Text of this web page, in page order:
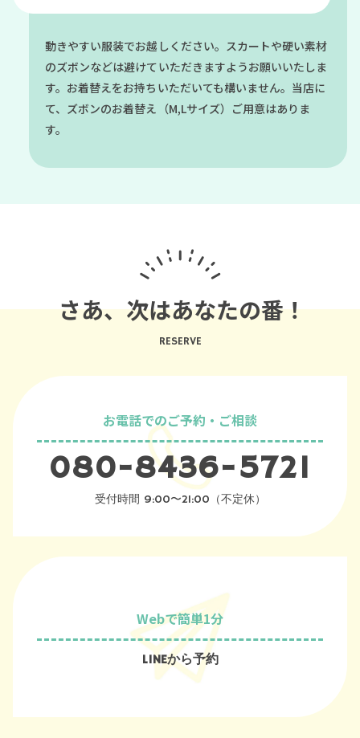
動きやすい服装でお越しください。スカートや硬い素材
のズボンなどは避けていただきますようお願いいたしま
す。お着替えをお持ちいただいても構いません。当店に
て、ズボンのお着替え（M,Lサイズ）ご用意はありま
す。
さあ、次はあなたの番！
RESERVE
お電話でのご予約・ご相談
080-8436-5721
受付時間 9:00〜21:00（不定休）
Webで簡単1分
LINEから予約